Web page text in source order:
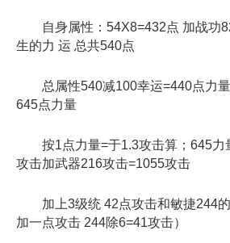
自身属性：54X8=432点 加战功
生的力 运 总共540点
总属性540减100幸运=440点力量
645点力量
按1点力量=于1.3攻击算；645力
攻击加武器216攻击=1055攻击
加上3级统 42点攻击和敏捷244的
加一点攻击 244除6=41攻击）